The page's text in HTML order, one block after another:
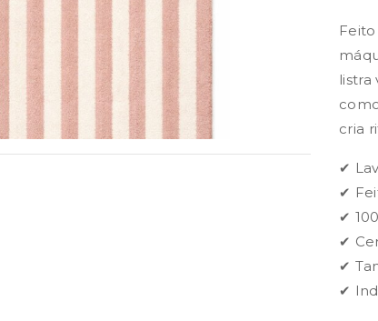
listra
cria
✔
✔
✔
✔
✔
✔